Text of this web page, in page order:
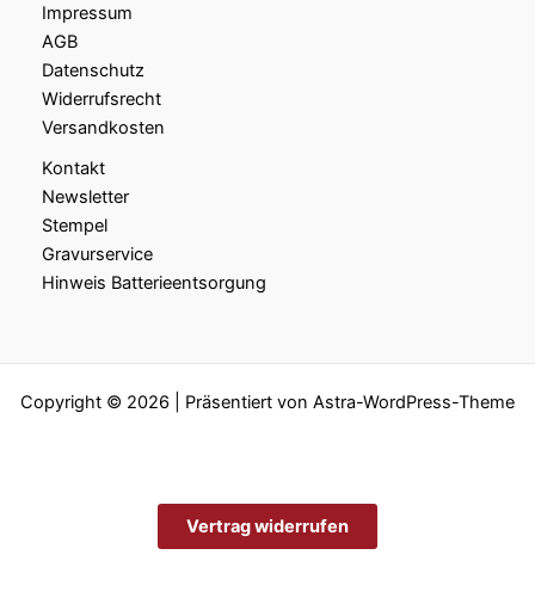
Impressum
AGB
Datenschutz
Widerrufsrecht
Versandkosten
Kontakt
Newsletter
Stempel
Gravurservice
Hinweis Batterieentsorgung
Copyright © 2026 | Präsentiert von Astra-WordPress-Theme
Vertrag widerrufen